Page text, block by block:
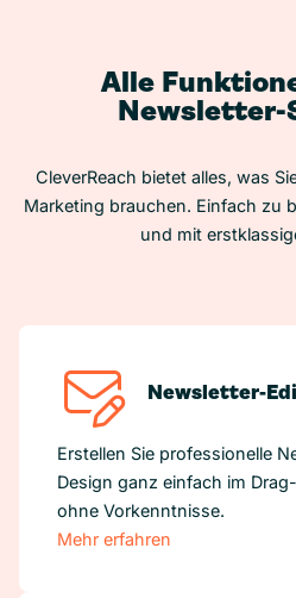
Alle
Newsletter-
CleverReach bietet alles, was
Marketing brauchen. Einfach zu
und mit
Newsletter-
Erstellen Sie professionelle
Design ganz einfach im
ohne Vorkenntnisse.
Mehr erfahren